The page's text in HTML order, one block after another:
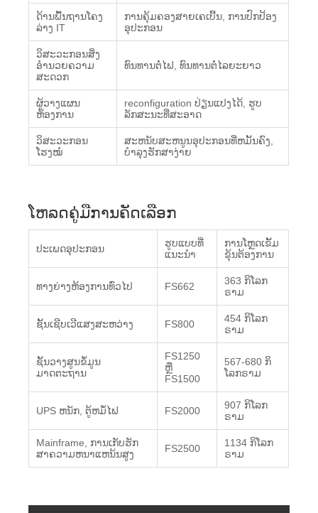
ດ້ານພື້ນຖານໂຄງ
ລ່າງ IT
ການຄຸ້ມຄອງສາຍເຄເບີ້ນ, ການປົກປ້ອງ
ອຸປະກອນ
ວິສະວະກອນສິ່ງ
ອໍານວຍຄວາມ
ສະດວກ
ທົນທານຕໍ່ໄຟ, ທົນທານຕໍ່ໄລຍະຍາວ
ຜູ້ວາງແຜນ
ຫ້ອງການ
reconfiguration ປ່ຽນແປງໄດ້, ຮູບ
ລັກສະນະທີ່ສະອາດ
ວິສະວະກອນ
ໂຮງໝໍ
ສະຫນັບສະຫນູນອຸປະກອນທີ່ຫມັ້ນຄົງ,
ບໍາລຸງຮັກສາງ່າຍ
ໂຫລດຄູ່ມືການຄັດເລືອກ
ປະເພດອຸປະກອນ
ຮູບແບບທີ່
ແນະນໍາ
ການໂຫຼດເຂັ້ມ
ຂຸ້ນຕ້ອງການ
ທາງຍ່າງຫ້ອງການທົ່ວໄປ FS662
363 ກິ​ໂລກ​
ຣາມ
ຊັ້ນເຊີບເວີແສງສະຫວ່າງ FS800
454 ກິ​ໂລກ​
ຣາມ
ຊັ້ນວາງສູນຂໍ້ມູນ
ມາດຕະຖານ
FS1250
ຫຼື
FS1500
567-680 ກິ​
ໂລກ​ຣາມ
UPS ຫນັກ, ຕູ້ຫມໍ້ໄຟ FS2000
907 ກິ​ໂລກ​
ຣາມ
Mainframe, ການເກັບຮັກ
ສາຄວາມຫນາແຫນ້ນສູງ
FS2500
1134 ກິ​ໂລກ​
ຣາມ